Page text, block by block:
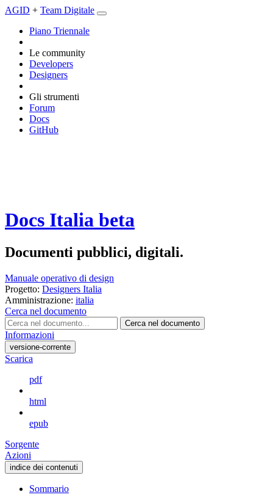
AGID + Team Digitale
Piano Triennale
Le community
Developers
Designers
Gli strumenti
Forum
Docs
GitHub
Docs Italia beta
Documenti pubblici, digitali.
Manuale operativo di design
Progetto: Designers Italia
Amministrazione: italia
Cerca nel documento
Cerca nel documento
Informazioni
versione-corrente
Scarica
pdf
html
epub
Sorgente
Azioni
indice dei contenuti
Sommario